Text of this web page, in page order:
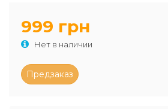
999 грн
Нет в наличии